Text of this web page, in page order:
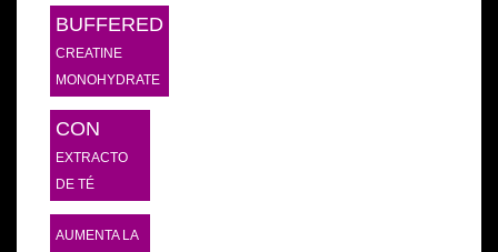
BUFFERED
CREATINE
MONOHYDRATE
CON
EXTRACTO
DE TÉ
AUMENTA LA